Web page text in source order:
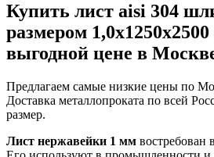
Купить лист aisi 304
размером
выгодной цене в
Предлагаем самые низкие цены по
Доставка металлопроката по всей
размер.
Лист нержавейки 1 мм востребован